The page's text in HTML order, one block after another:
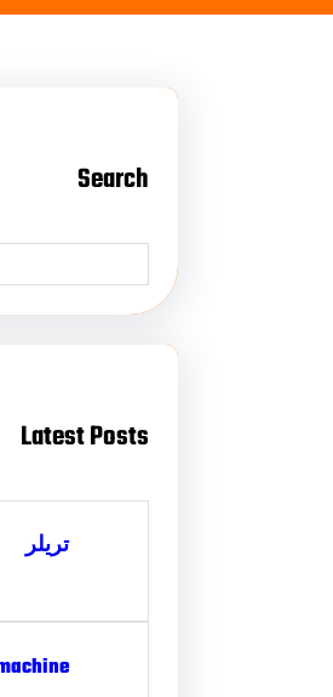
Search
Latest Posts
تریلر